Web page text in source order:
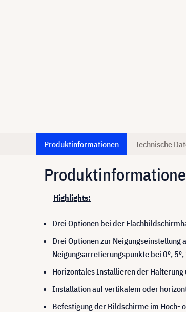
Produktinformationen Technische
Highlights:
Drei Optionen bei der
Drei Optionen zur
Neigungsarretierungspunkte bei 0º,
Horizontales Installieren der
Installation auf vertikalem oder
Befestigung der Bildschirme im Hoch-